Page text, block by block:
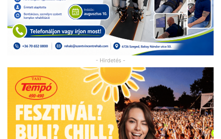
- Hirdetés -